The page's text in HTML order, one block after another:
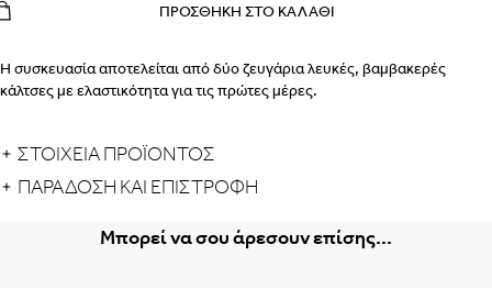
ΠΡΟΣΘΉΚΗ ΣΤΟ ΚΑΛΆΘΙ
Η συσκευασία αποτελείται από δύο ζευγάρια λευκές, βαμβακερές
κάλτσες με ελαστικότητα για τις πρώτες μέρες.
ΣΤΟΙΧΕΙΑ ΠΡΟΪΟΝΤΟΣ
ΠΑΡΆΔΟΣΗ ΚΑΙ ΕΠΙΣΤΡΟΦΉ
Μπορεί να σου άρεσουν επίσης...